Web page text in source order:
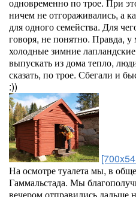
ничем не отгораживались, а
для одного семейства. Для
говоря, не понятно. Правда,
холодные зимние
выпускать из дома тепло,
сказать, по трое. Сбегали и
:))
На осмотре туалета мы, в
Гаммальстада. Мы